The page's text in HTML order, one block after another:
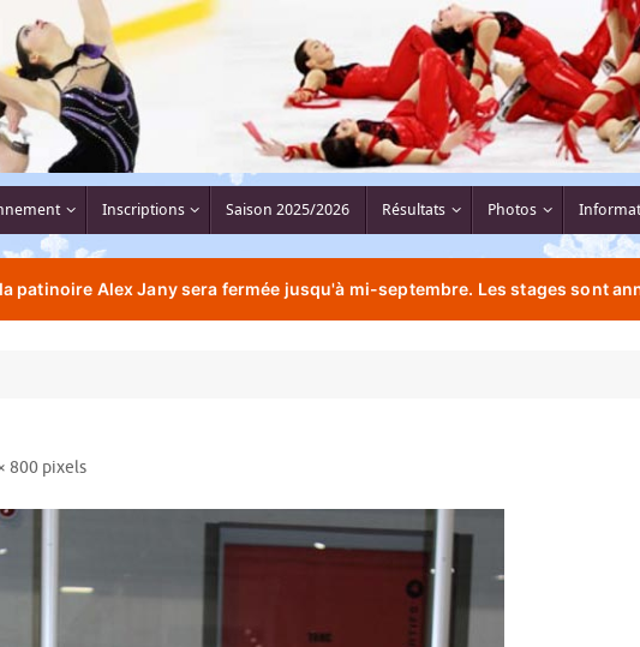
Inscriptions Saison 2025/2026 Résultats Photos
patinoire Alex Jany sera fermée jusqu'à mi-septembre. Les stages sont
800 pixels